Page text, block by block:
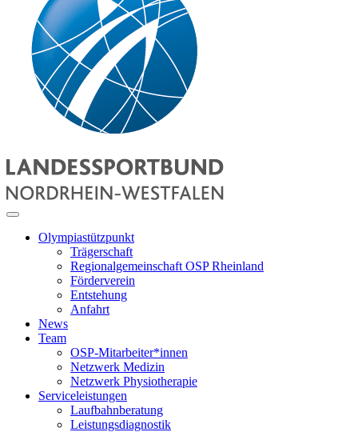
Olympiastützpunkt
Trägerschaft
Regionalgemeinschaft OSP Rheinland
Förderverein
Entstehung
Anfahrt
News
Team
OSP-Mitarbeiter*innen
Netzwerk Medizin
Netzwerk Physiotherapie
Serviceleistungen
Laufbahnberatung
Leistungsdiagnostik